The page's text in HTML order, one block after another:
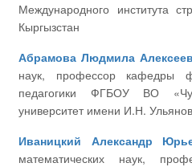
Международного института
Кыргызстан
Абрамова Людмила
наук, профессор кафедры
педагогики ФГБОУ ВО
университет имени И.Н.
Иваницкий Александр
математических наук,